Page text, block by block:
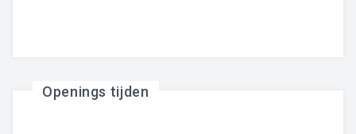
BEAUTY
Openings tijden